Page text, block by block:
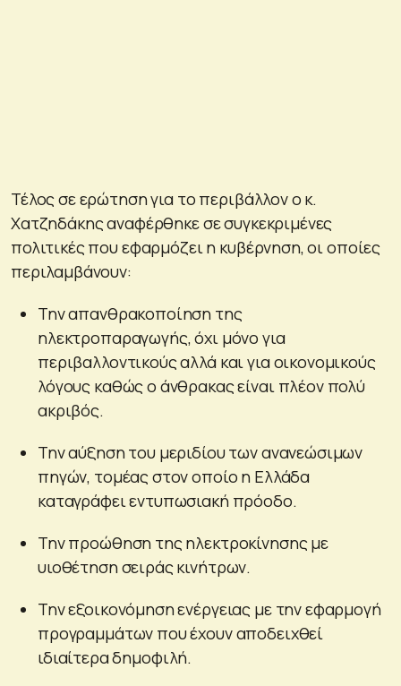
Τέλος σε ερώτηση για το περιβάλλον ο κ.
Χατζηδάκης αναφέρθηκε σε συγκεκριμένες
πολιτικές που εφαρμόζει η κυβέρνηση, οι οποίες
περιλαμβάνουν:
Την απανθρακοποίηση της
ηλεκτροπαραγωγής, όχι μόνο για
περιβαλλοντικούς αλλά και για οικονομικούς
λόγους καθώς ο άνθρακας είναι πλέον πολύ
ακριβός.
Την αύξηση του μεριδίου των ανανεώσιμων
πηγών, τομέας στον οποίο η Ελλάδα
καταγράφει εντυπωσιακή πρόοδο.
Την προώθηση της ηλεκτροκίνησης με
υιοθέτηση σειράς κινήτρων.
Την εξοικονόμηση ενέργειας με την εφαρμογή
προγραμμάτων που έχουν αποδειχθεί
ιδιαίτερα δημοφιλή.